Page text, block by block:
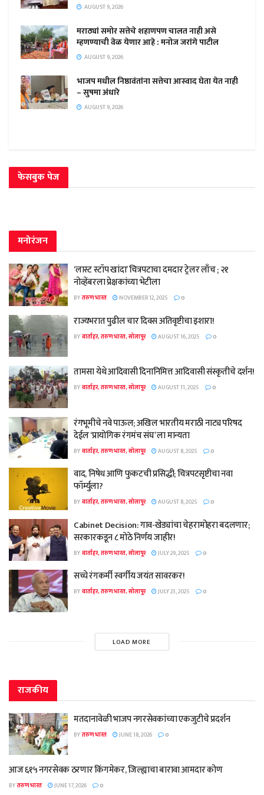
AUGUST 9, 2026
मराठ्यां समोर सत्तेचे शहाणपण चालत नाही असे
म्हणण्याची वेळ येणार आहे : मनोज जरांगे पाटील
AUGUST 9, 2026
भाजप मधील निष्ठावंतांना सत्तेचा आस्वाद घेता येत नाही
– सुषमा अंधारे
AUGUST 9, 2026
फेसबुक पेज
मनोरंजन
‘लास्ट स्टॉप खांदा’ चित्रपटाचा दमदार ट्रेलर लाँच ; २१
नोव्हेंबरला प्रेक्षकांच्या भेटीला
BYतरुण भारत NOVEMBER 12, 2025 0
राज्यभरात पुढील चार दिवस अतिवृष्टीचा इशारा!
BYवार्ताहर, तरुण भारत, सोलापूर AUGUST 16, 2025 0
तामसा येथे आदिवासी दिनानिमित्त आदिवासी संस्कृतीचे दर्शन!
BYवार्ताहर, तरुण भारत, सोलापूर AUGUST 11, 2025 0
रंगभूमीचे नवे पाऊल; अखिल भारतीय मराठी नाट्य परिषद
देईल ‘प्रायोगिक रंगमंच संघ’ ला मान्यता
BYवार्ताहर, तरुण भारत, सोलापूर AUGUST 8, 2025 0
वाद, निषेध आणि फुकटची प्रसिद्धी; चित्रपटसृष्टीचा नवा
फॉर्म्युला?
BYवार्ताहर, तरुण भारत, सोलापूर AUGUST 8, 2025 0
Cabinet Decision: गाव-खेड्यांचा चेहरामोहरा बदलणार;
सरकारकडून ८ मोठे निर्णय जाहीर!
BYवार्ताहर, तरुण भारत, सोलापूर JULY 29, 2025 0
सच्चे रंगकर्मी स्वर्गीय जयंत सावरकर!
BYवार्ताहर, तरुण भारत, सोलापूर JULY 23, 2025 0
LOAD MORE
राजकीय
मतदानावेळी भाजप नगरसेवकांच्या एकजुटीचे प्रदर्शन
BYतरुण भारत JUNE 18, 2026 0
आज ६१५ नगरसेवक ठरणार किंगमेकर, जिल्ह्याचा बारावा आमदार कोण
BYतरुण भारत JUNE 17, 2026 0